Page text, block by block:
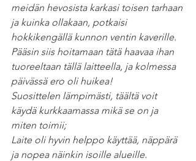
meidän hevosista karkasi toisen tarhaan
ja kuinka ollakaan, potkaisi
hokkikengällä kunnon ventin kaverille.
Pääsin siis hoitamaan tätä haavaa ihan
tuoreeltaan tällä laitteella, ja kolmessa
päivässä ero oli huikea!
Suosittelen lämpimästi, täältä voit
käydä kurkkaamassa mikä se on ja
miten toimii;
Laite oli hyvin helppo käyttää, näppärä
ja nopea näinkin isoille alueille.